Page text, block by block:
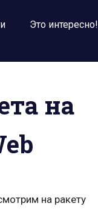
Это интересно!
на
на ракету